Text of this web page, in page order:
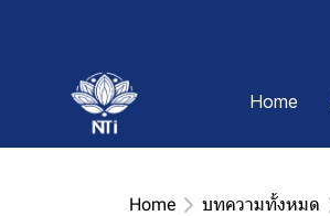
Home
Home บทความทั้งหมด